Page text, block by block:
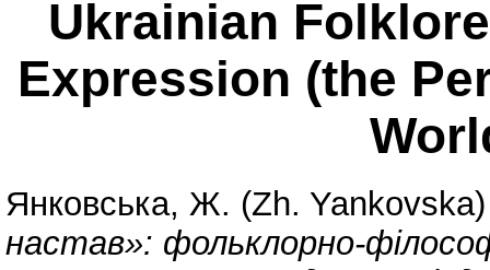
Ukrainian
Expression (the
Янковська, Ж. (Zh. Yankovska)
настав»: фольклорно-